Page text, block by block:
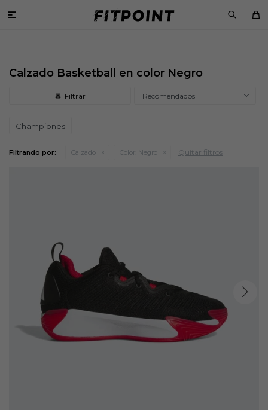

Calzado Basketball en color Negro
Recomendados
Championes
Filtrando por: Calzado Color: Negro Quitar filtros